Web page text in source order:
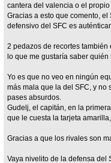
cantera del valencia o el
Gracias a esto que comento,
defensivo del SFC es
2 pedazos de recortes
lo que me gustaría saber quién
Yo es que no veo en ningún
más mala que la del SFC, y no
pases absurdos.
Gudelj, el capitán, en la
que le cuesta la tarjeta amarilla,
Gracias a que los rivales son
Vaya nivelito de la defensa del